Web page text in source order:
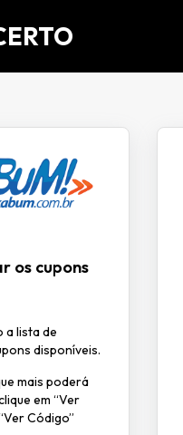
os cupons
a lista de
disponíveis.
mais poderá
em “Ver
Código”